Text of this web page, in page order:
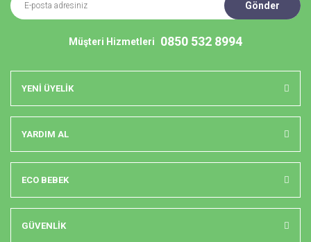
Gönder
Müşteri Hizmetleri 0850 532 8994
YENİ ÜYELİK
YARDIM AL
ECO BEBEK
GÜVENLİK